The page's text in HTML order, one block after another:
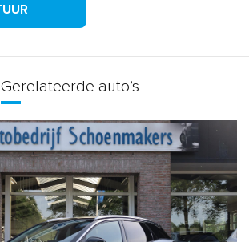
Gerelateerde auto’s